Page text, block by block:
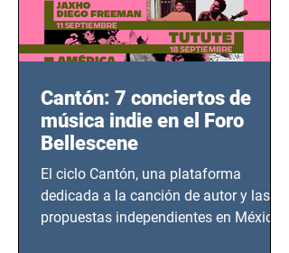
Cantón: 7 conciertos de
música indie en el Foro
Bellescene
El ciclo Cantón, una plataforma
dedicada a la canción de autor y las
propuestas independientes en México,